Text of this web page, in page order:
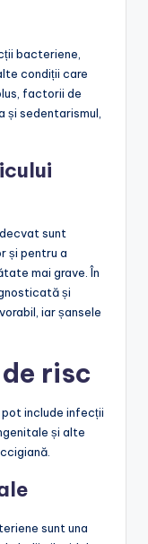
bacteriene,
condiții care
factorii de
și sedentarismul,
sunt
și pentru a
mai grave. În
și
iar șansele
risc
include infecții
și alte
sunt una